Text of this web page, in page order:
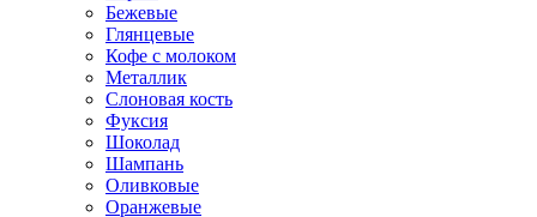
Бежевые
Глянцевые
Кофе с молоком
Металлик
Слоновая кость
Фуксия
Шоколад
Шампань
Оливковые
Оранжевые